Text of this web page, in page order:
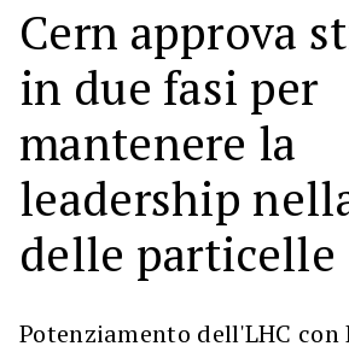
Cern approva
in due fasi per
mantenere la
leadership
delle particelle
Potenziamento dell'LHC con